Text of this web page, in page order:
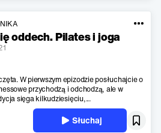
oddech. Pilates i joga
W pierwszym epizodzie posłuchajcie o
przychodzą i odchodzą, ale w
sięga kilkudziesięciu,...
Słuchaj